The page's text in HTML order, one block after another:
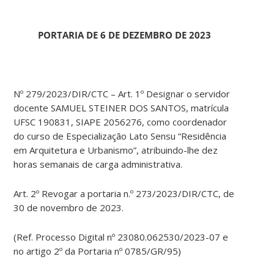
PORTARIA DE 6 DE DEZEMBRO DE 2023
Nº 279/2023/DIR/CTC – Art. 1º Designar o servidor
docente SAMUEL STEINER DOS SANTOS, matrícula
UFSC 190831, SIAPE 2056276, como coordenador
do curso de Especialização Lato Sensu “Residência
em Arquitetura e Urbanismo”, atribuindo-lhe dez
horas semanais de carga administrativa.
Art. 2º Revogar a portaria n.º 273/2023/DIR/CTC, de
30 de novembro de 2023.
(Ref. Processo Digital nº 23080.062530/2023-07 e
no artigo 2º da Portaria nº 0785/GR/95)